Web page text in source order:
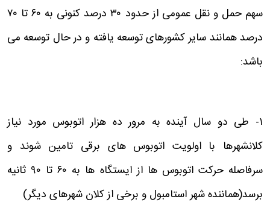
سهم حمل و نقل عمومی از حدود ۳۰ درصد کنونی به ۶۰ تا ۷۰
درصد همانند سایر کشورهای توسعه یافته و در حال توسعه می
باشد:
۱- طی دو سال آینده به مرور ده هزار اتوبوس مورد نیاز
کلانشهرها با اولویت اتوبوس های برقی تامین شوند و
سرفاصله حرکت اتوبوس ها از ایستگاه ها به ۶۰ تا ۹۰ ثانیه
برسد(هماننده شهر استامبول و برخی از کلان شهرهای دیگر)